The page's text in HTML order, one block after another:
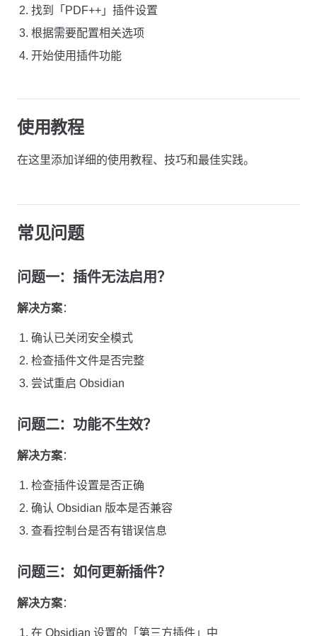
找到「PDF++」插件设置
根据需要配置相关选项
开始使用插件功能
使用教程
在这里添加详细的使用教程、技巧和最佳实践。
常见问题
问题一：插件无法启用？
解决方案：
确认已关闭安全模式
检查插件文件是否完整
尝试重启 Obsidian
问题二：功能不生效？
解决方案：
检查插件设置是否正确
确认 Obsidian 版本是否兼容
查看控制台是否有错误信息
问题三：如何更新插件？
解决方案：
在 Obsidian 设置的「第三方插件」中